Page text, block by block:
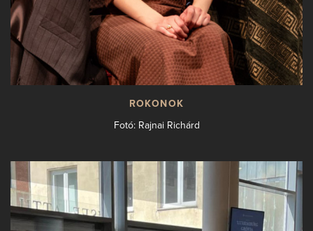
ROKONOK
Fotó: Rajnai Richárd